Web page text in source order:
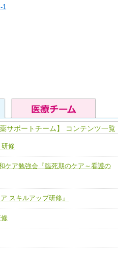
の基礎能力
人として、必要な基礎能力を身につ
ームを組織し、強調できる
び、相互理解と連携を深める
問題解決チーム】
進による高度医療を必要とする在
ム】
ーム】
サポートチーム】 コンテンツ一覧
研修
ケア勉強会『臨死期のケア～看護の
スキルアップ研修』